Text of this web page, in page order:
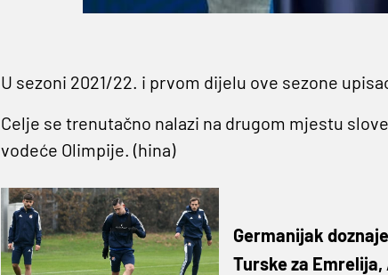
U sezoni 2021/22. i prvom dijelu ove sezone
Celje se trenutačno nalazi na drugom mjestu
vodeće Olimpije. (hina)
Germanijak
Turske za